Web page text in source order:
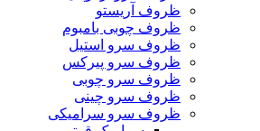
ظروف آریستو
ظروف چوبی بامبوم
ظروف سرو استیل
ظروف سرو پیرکس
ظروف سرو چوبی
ظروف سرو چینی
ظروف سرو سرامیکی